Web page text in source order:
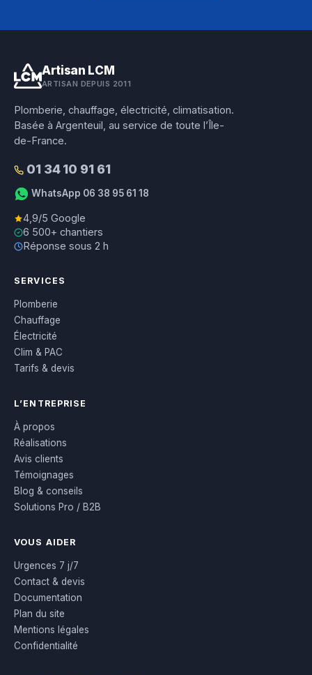
Artisan LCM
ARTISAN DEPUIS 2011
Plomberie, chauffage, électricité, climatisation.
Basée à Argenteuil, au service de toute l’Île-
de-France.
01 34 10 91 61
WhatsApp 06 38 95 61 18
4,9/5 Google
6 500+ chantiers
Réponse sous 2 h
SERVICES
Plomberie
Chauffage
Électricité
Clim & PAC
Tarifs & devis
L’ENTREPRISE
À propos
Réalisations
Avis clients
Témoignages
Blog & conseils
Solutions Pro / B2B
VOUS AIDER
Urgences 7 j/7
Contact & devis
Documentation
Plan du site
Mentions légales
Confidentialité